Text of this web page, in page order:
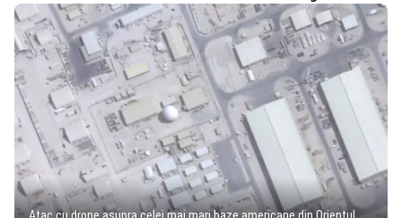
Atac cu drone asupra celei mai mari baze americane din Orientul